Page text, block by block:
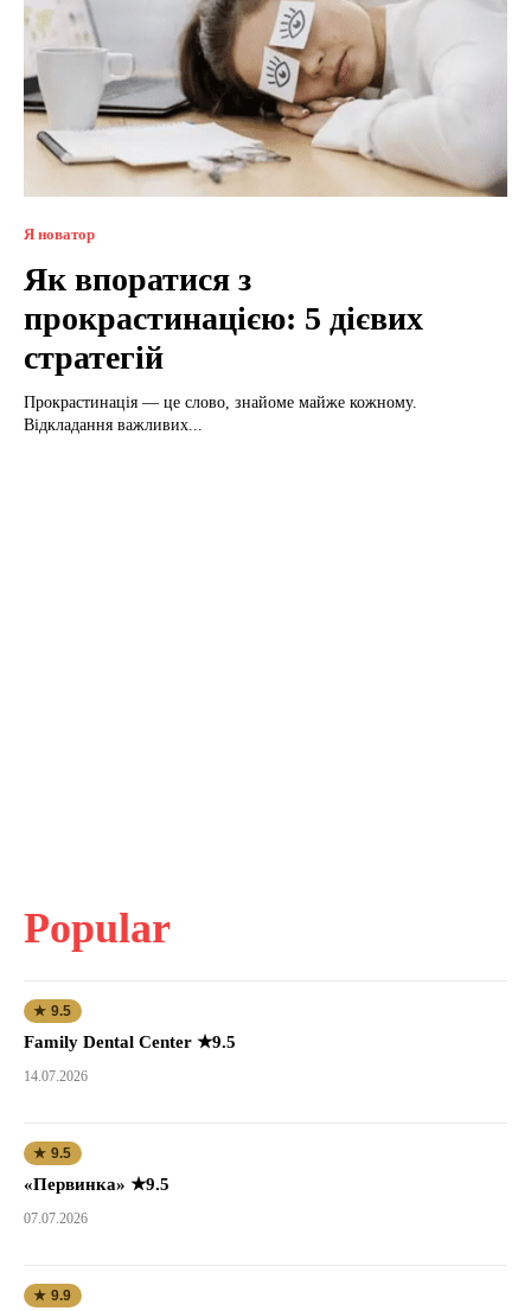
Я новатор
Як впоратися з
прокрастинацією: 5 дієвих
стратегій
Прокрастинація — це слово, знайоме майже кожному.
Відкладання важливих...
Popular
★ 9.5
Family Dental Center ★9.5
14.07.2026
★ 9.5
«Первинка» ★9.5
07.07.2026
★ 9.9